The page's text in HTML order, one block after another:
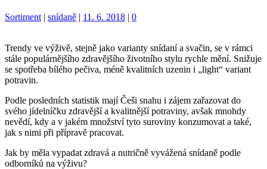
Kategorie:
Sortiment | Štítky:
snídaně | 11. 6. 2018 | 0
Trendy ve výživě, stejně jako varianty snídaní a svačin, se v rámci
stále populárnějšího zdravějšího životního stylu rychle mění. Snižuje
se spotřeba bílého pečiva, méně kvalitních uzenin i „light“ variant
potravin.
Podle posledních statistik mají Češi snahu i zájem zařazovat do
svého jídelníčku zdravější a kvalitnější potraviny, avšak mnohdy
nevědí, kdy a v jakém množství tyto suroviny konzumovat a také,
jak s nimi při přípravě pracovat.
Jak by měla vypadat zdravá a nutričně vyvážená snídaně podle
odborníků na výživu?